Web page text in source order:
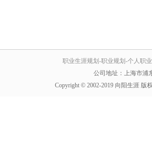
职业生涯规划-职业规划-个人职
公司地址：上海市浦
Copyright © 2002-2019 向阳生涯 版